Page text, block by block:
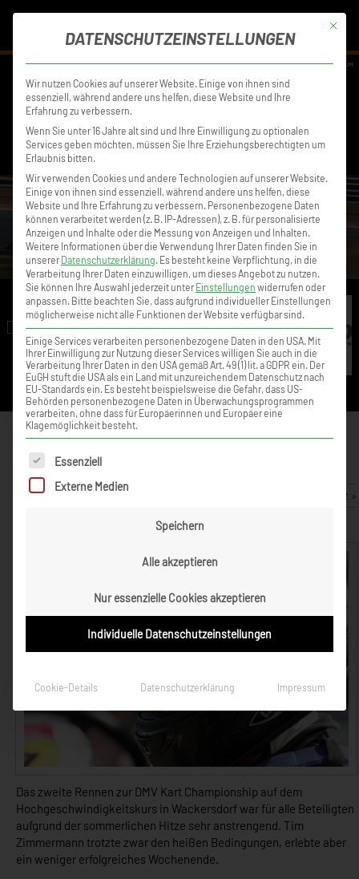
MENÜ
DISCLAIMER DATENSCHUTZ IMPRESSUM
Tim Zimmermann –
Hitzeschlacht in Wackersdorf
25. Mai 2009 Zurück zur Artikelübersicht »
Das zweite Rennen zur DMV Kart Championship auf dem
Hochgeschwindigkeitskurs in Wackersdorf war für alle Beteiligten
aufgrund der sommerlichen Hitze sehr anstrengend. Tim
Zimmermann trotzte zwar den heißen Bedingungen, erlebte aber
ein weniger erfolgreiches Wochenende.
Mit
DATENSCHUTZEINSTELLUNGEN
Wir nutzen Cookies auf unserer Website. Einige von ihnen sind
essenziell, während andere uns helfen, diese Website und Ihre
Erfahrung zu verbessern.
Wenn Sie unter 16 Jahre alt sind und Ihre Einwilligung zu optionalen
Services geben möchten, müssen Sie Ihre Erziehungsberechtigten um
Erlaubnis bitten.
Wir verwenden Cookies und andere Technologien auf unserer Website.
Einige von ihnen sind essenziell, während andere uns helfen, diese
Website und Ihre Erfahrung zu verbessern. Personenbezogene Daten
können verarbeitet werden (z. B. IP-Adressen), z. B. für personalisierte
Anzeigen und Inhalte oder die Messung von Anzeigen und Inhalten.
Weitere Informationen über die Verwendung Ihrer Daten finden Sie in
unserer Datenschutzerklärung. Es besteht keine Verpflichtung, in die
Verarbeitung Ihrer Daten einzuwilligen, um dieses Angebot zu nutzen.
Sie können Ihre Auswahl jederzeit unter Einstellungen widerrufen oder
anpassen. Bitte beachten Sie, dass aufgrund individueller Einstellungen
möglicherweise nicht alle Funktionen der Website verfügbar sind.
Einige Services verarbeiten personenbezogene Daten in den USA. Mit
Ihrer Einwilligung zur Nutzung dieser Services willigen Sie auch in die
Verarbeitung Ihrer Daten in den USA gemäß Art. 49 (1) lit. a GDPR ein. Der
EuGH stuft die USA als ein Land mit unzureichendem Datenschutz nach
EU-Standards ein. Es besteht beispielsweise die Gefahr, dass US-
Behörden personenbezogene Daten in Überwachungsprogrammen
verarbeiten, ohne dass für Europäerinnen und Europäer eine
Klagemöglichkeit besteht.
Es folgt eine Liste der Service-Gruppen, für die eine Einwilligung
Essenziell
Externe Medien
Speichern
Alle akzeptieren
Nur essenzielle Cookies akzeptieren
Individuelle Datenschutzeinstellungen
Cookie-Details Datenschutzerklärung Impressum